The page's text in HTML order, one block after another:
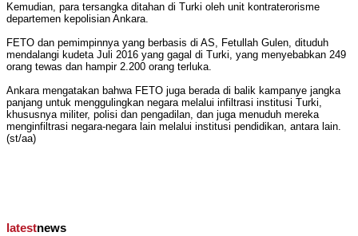
Kemudian, para tersangka ditahan di Turki oleh unit kontraterorisme
departemen kepolisian Ankara.
FETO dan pemimpinnya yang berbasis di AS, Fetullah Gulen, dituduh
mendalangi kudeta Juli 2016 yang gagal di Turki, yang menyebabkan 249
orang tewas dan hampir 2.200 orang terluka.
Ankara mengatakan bahwa FETO juga berada di balik kampanye jangka
panjang untuk menggulingkan negara melalui infiltrasi institusi Turki,
khususnya militer, polisi dan pengadilan, dan juga menuduh mereka
menginfiltrasi negara-negara lain melalui institusi pendidikan, antara lain.
(st/aa)
latestnews